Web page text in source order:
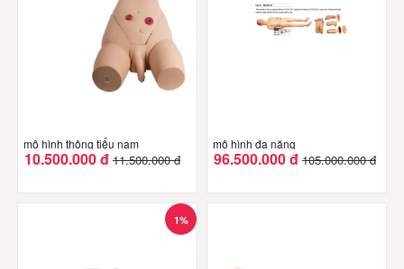
mô hình thông tiểu nam
10.500.000 đ 11.500.000 đ
mô hình đa năng
96.500.000 đ 105.000.000 đ
1%